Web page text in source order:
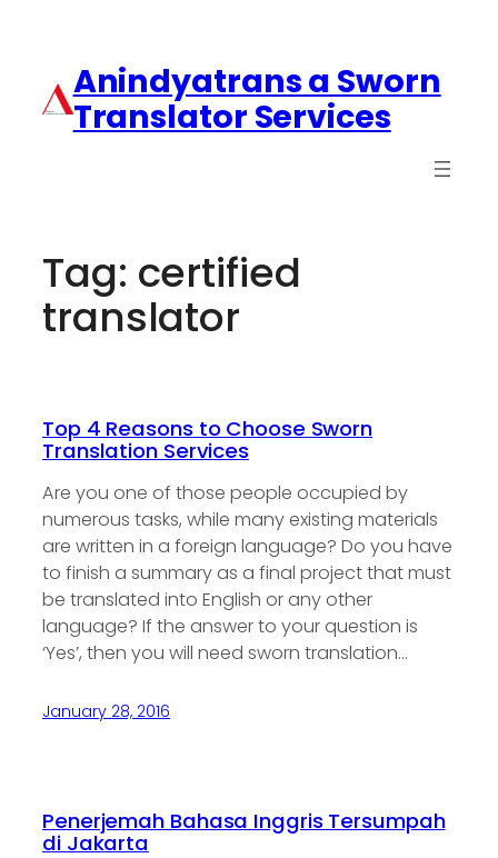
Anindyatrans a Sworn
Translator Services
Tag: certified
translator
Top 4 Reasons to Choose Sworn
Translation Services
Are you one of those people occupied by
numerous tasks, while many existing materials
are written in a foreign language? Do you have
to finish a summary as a final project that must
be translated into English or any other
language? If the answer to your question is
‘Yes’, then you will need sworn translation…
January 28, 2016
Penerjemah Bahasa Inggris Tersumpah
di Jakarta